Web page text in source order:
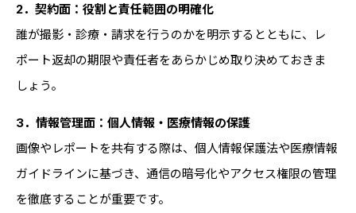
2．契約面：役割と責任範囲の明確化
誰が撮影・診療・請求を行うのかを明示するとともに、レ
ポート返却の期限や責任者をあらかじめ取り決めておきま
しょう。
3．情報管理面：個人情報・医療情報の保護
画像やレポートを共有する際は、個人情報保護法や医療情報
ガイドラインに基づき、通信の暗号化やアクセス権限の管理
を徹底することが重要です。